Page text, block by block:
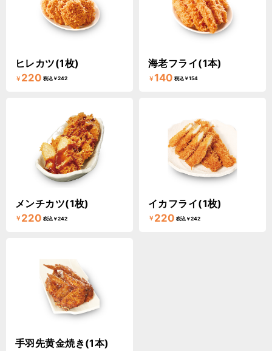
ヒレカツ(1枚)
￥ 220 税込￥242
海老フライ(1本)
￥140 税込￥154
メンチカツ(1枚)
￥ 220 税込￥242
イカフライ(1枚)
￥ 220 税込￥242
手羽先黄金焼き(1本)